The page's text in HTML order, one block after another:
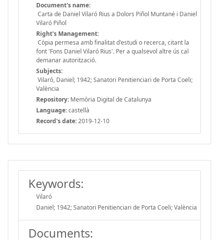
Document's name:
Carta de Daniel Vilaró Rius a Dolors Piñol Muntané i Daniel
Vilaró Piñol
Right's Management:
Còpia permesa amb finalitat d'estudi o recerca, citant la
font 'Fons Daniel Vilaró Rius'. Per a qualsevol altre ús cal
demanar autorització.
Subjects:
Vilaró, Daniel; 1942; Sanatori Penitienciari de Porta Coeli;
València
Repository: Memòria Digital de Catalunya
Language:castellà
Record's date:2019-12-10
Keywords:
Vilaró
Daniel; 1942; Sanatori Penitienciari de Porta Coeli; València
Documents: